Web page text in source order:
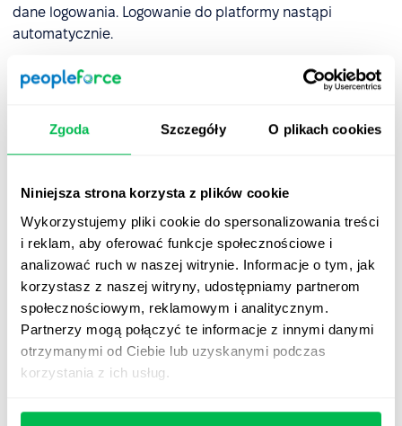
Zgoda Szczegóły O plikach cookies
Niniejsza strona korzysta z plików cookie
Wykorzystujemy pliki cookie do spersonalizowania treści
i reklam, aby oferować funkcje społecznościowe i
analizować ruch w naszej witrynie. Informacje o tym, jak
korzystasz z naszej witryny, udostępniamy partnerom
społecznościowym, reklamowym i analitycznym.
Partnerzy mogą połączyć te informacje z innymi danymi
otrzymanymi od Ciebie lub uzyskanymi podczas
korzystania z ich usług.
dane logowania. Logowanie do platformy nastąpi
automatycznie.
Zalety aplikacji mobilnej
PeopleForce
Niezawodność.
Aplikacja jest chroniona przez
uwierzytelnianie dwuskładnikowe, zapewniając